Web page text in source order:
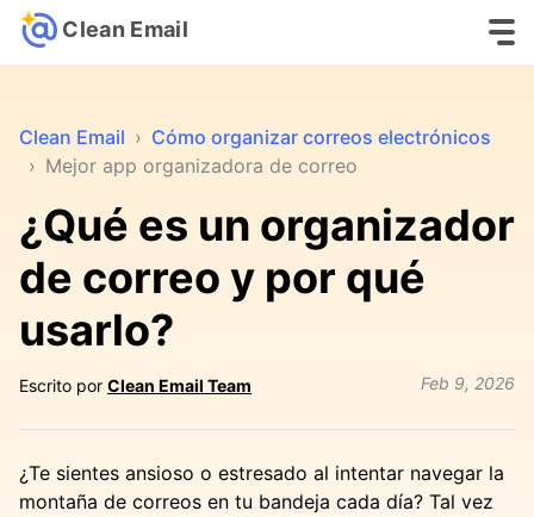
Clean Email
Clean Email › Cómo organizar correos electrónicos
› Mejor app organizadora de correo
¿Qué es un organizador
de correo y por qué
usarlo?
Escrito por Clean Email Team Feb 9, 2026
¿Te sientes ansioso o estresado al intentar navegar la
montaña de correos en tu bandeja cada día? Tal vez